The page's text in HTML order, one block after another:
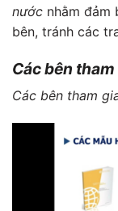
nước nhằm đảm
bên, tránh các
Các bên
Các bên tham